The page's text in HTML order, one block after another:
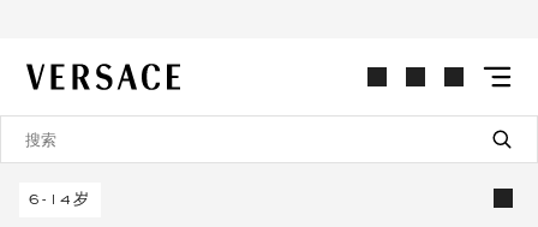
VERSACE | 主页
6-14岁